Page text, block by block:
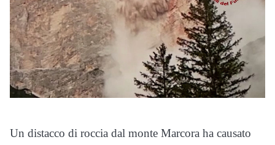
Un distacco di roccia dal monte Marcora ha causato